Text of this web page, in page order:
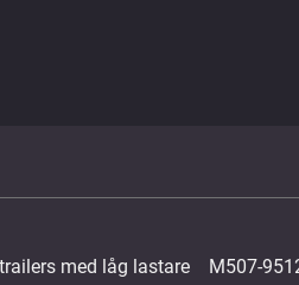
med låg lastare M507-